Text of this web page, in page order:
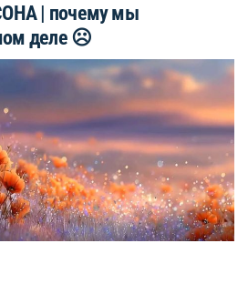
| почему мы
деле ☹️